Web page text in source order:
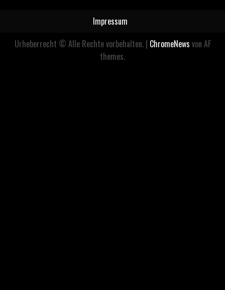
Impressum
Urheberrecht © Alle Rechte vorbehalten. | ChromeNews von AF
themes.